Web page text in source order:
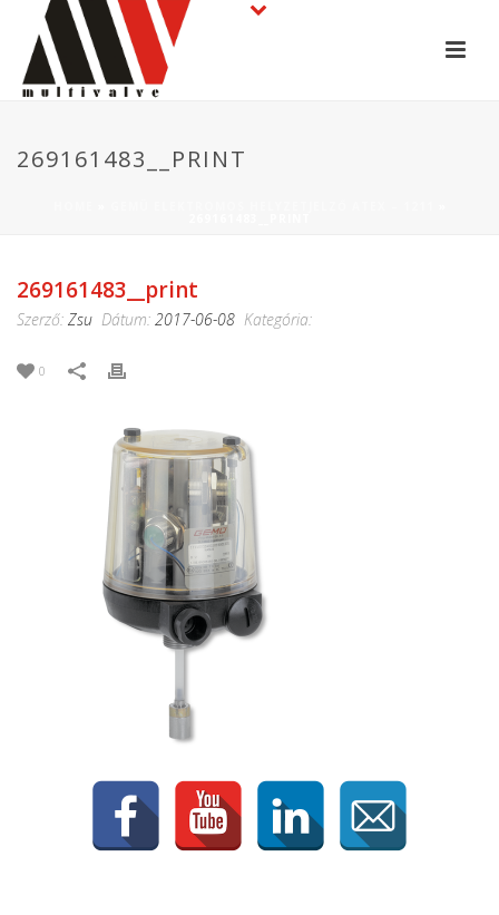
269161483__PRINT
269161483__print
Szerző: Zsu Dátum: 2017-06-08 Kategória:
0